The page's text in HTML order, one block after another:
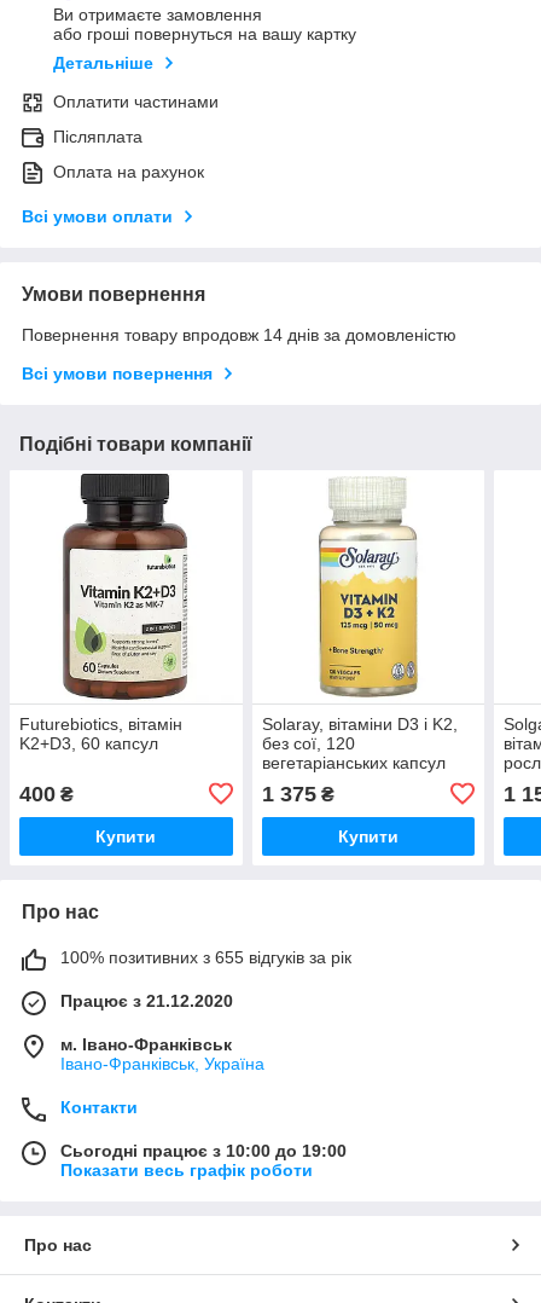
Ви отримаєте замовлення
або гроші повернуться на вашу картку
Детальніше
Оплатити частинами
Післяплата
Оплата на рахунок
Всі умови оплати
Умови повернення
Повернення товару впродовж 14 днів за домовленістю
Всі умови повернення
Подібні товари компанії
Futurebiotics, вітамін
K2+D3, 60 капсул
400 ₴
Купити
Solaray, вітаміни D3 і K2,
без сої, 120
вегетаріанських капсул
1 375₴
Купити
1
Про нас
100% позитивних з 655 відгуків за рік
Працює з 21.12.2020
м. Івано-Франківськ
Івано-Франківськ, Україна
Контакти
Сьогодні працює з 10:00 до 19:00
Показати весь графік роботи
Про нас